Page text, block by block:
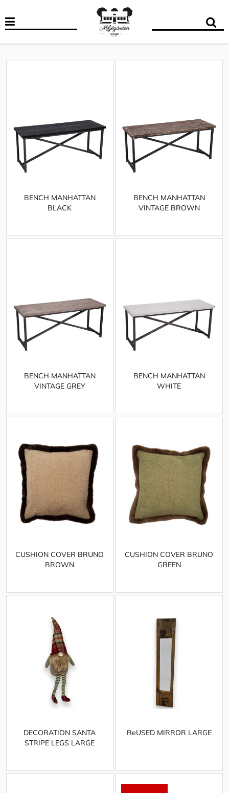
BENCH MANHATTAN
BLACK
BENCH MANHATTAN
VINTAGE BROWN
BENCH MANHATTAN
VINTAGE GREY
BENCH MANHATTAN
WHITE
CUSHION COVER BRUNO
BROWN
CUSHION COVER BRUNO
GREEN
DECORATION SANTA
STRIPE LEGS LARGE
ReUSED MIRROR LARGE